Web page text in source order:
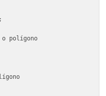
< 3) {
Deve ser um
{
Deve ser um número